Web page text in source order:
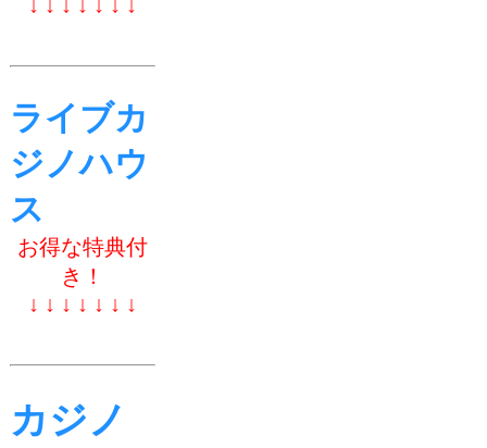
ライブカ
ジノハウ
ス
お得な特典付
き！
↓ ↓ ↓ ↓ ↓ ↓ ↓
カジノ